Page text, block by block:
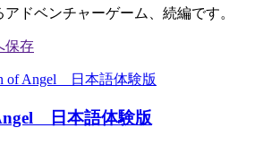
ドベンチャーゲーム、続編です。
日本語体験版